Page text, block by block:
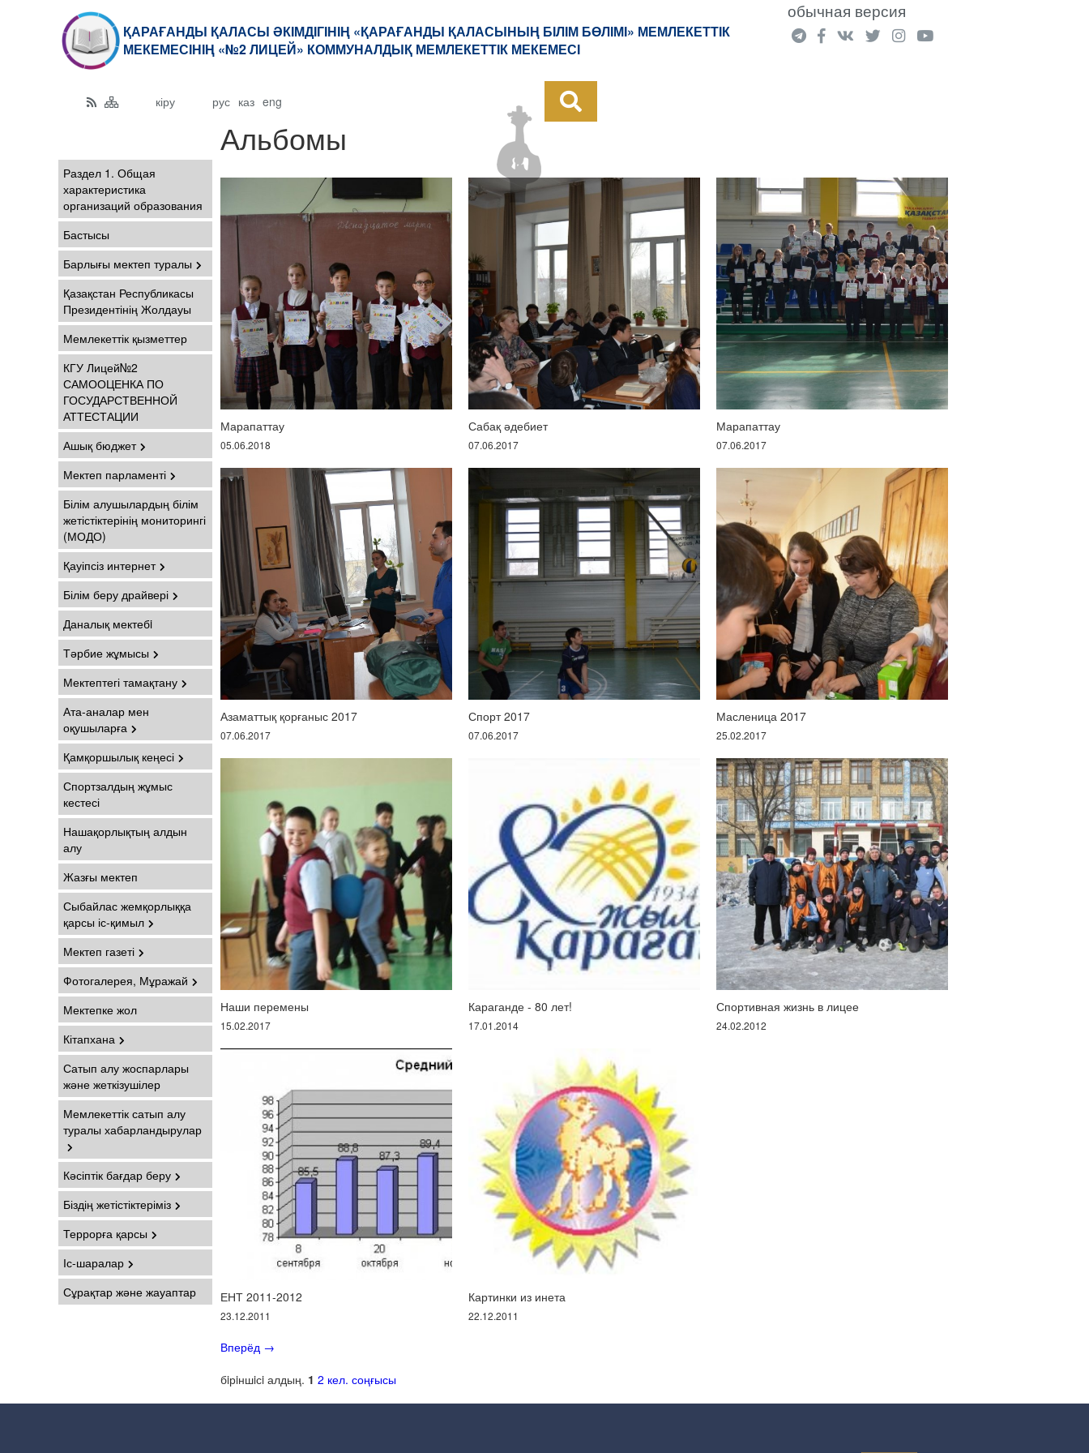
ҚАРАҒАНДЫ ҚАЛАСЫ ӘКІМДІГІНІҢ «ҚАРАҒАНДЫ ҚАЛАСЫНЫҢ БІЛІМ БӨЛІМІ» МЕМЛЕКЕТТІК
МЕКЕМЕСІНІҢ «№2 ЛИЦЕЙ» КОММУНАЛДЫҚ МЕМЛЕКЕТТІК МЕКЕМЕСІ
обычная версия
кіру рус каз eng
Раздел 1. Общая
характеристика
организаций образования
Бастысы
Барлығы мектеп туралы
Қазақстан Республикасы
Президентінің Жолдауы
Мемлекеттік қызметтер
КГУ Лицей№2
САМООЦЕНКА ПО
ГОСУДАРСТВЕННОЙ
АТТЕСТАЦИИ
Ашық бюджет
Мектеп парламенті
Білім алушылардың білім
жетістіктерінің мониторингі
(МОДО)
Қауіпсіз интернет
Білім беру драйвері
Даналық мектебi
Тәрбие жұмысы
Мектептегі тамақтану
Ата-аналар мен
оқушыларға
Қамқоршылық кеңесі
Спортзалдың жұмыс
кестесі
Нашақорлықтың алдын
алу
Жазғы мектеп
Сыбайлас жемқорлыққа
қарсы іс-қимыл
Мектеп газеті
Фотогалерея, Мұражай
Мектепке жол
Кітапхана
Сатып алу жоспарлары
және жеткізушілер
Мемлекеттік сатып алу
туралы хабарландырулар
Кәсіптік бағдар беру
Біздің жетістіктеріміз
Террорға қарсы
Іс-шаралар
Сұрақтар және жауаптар
Альбомы
Марапаттау
05.06.2018
Сабақ әдебиет
07.06.2017
Марапаттау
07.06.2017
Азаматтық қорғаныс 2017
07.06.2017
Спорт 2017
07.06.2017
Масленица 2017
25.02.2017
Наши перемены
15.02.2017
Караганде - 80 лет!
17.01.2014
Спортивная жизнь в лицее
24.02.2012
ЕНТ 2011-2012
23.12.2011
Картинки из инета
22.12.2011
Вперёд →
бiрiншiсi алдың. 1 2 кел. соңғысы